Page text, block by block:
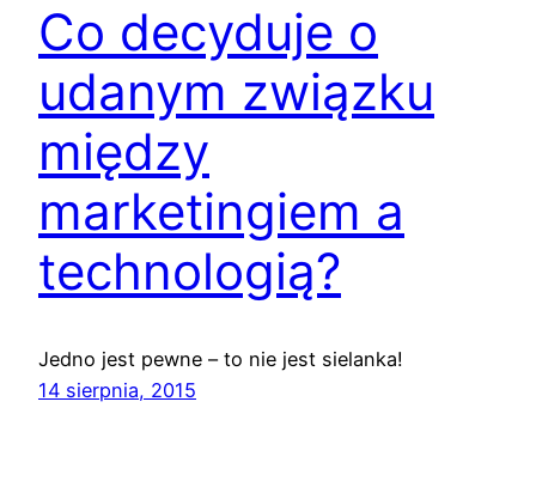
Co decyduje o
udanym związku
między
marketingiem a
technologią?
Jedno jest pewne – to nie jest sielanka!
14 sierpnia, 2015